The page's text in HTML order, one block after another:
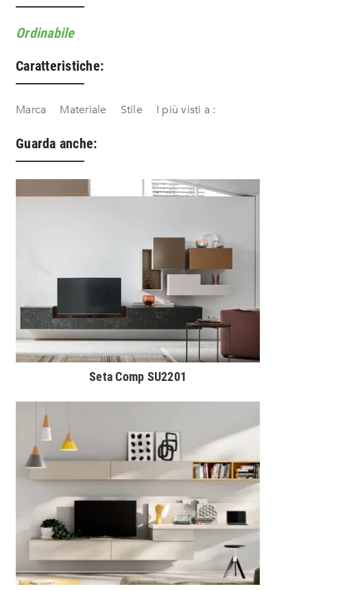
Ordinabile
Caratteristiche:
Marca Materiale Stile I più visti a :
Guarda anche:
Seta Comp SU2201